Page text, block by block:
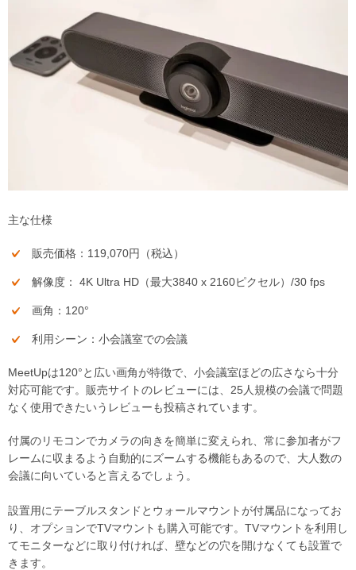
主な仕様
販売価格：119,070円（税込）
解像度： 4K Ultra HD（最大3840 x 2160ピクセル）/30 fps
画角：120°
利用シーン：小会議室での会議
MeetUpは120°と広い画角が特徴で、小会議室ほどの広さなら十分
対応可能です。販売サイトのレビューには、25人規模の会議で問題
なく使用できたいうレビューも投稿されています。
付属のリモコンでカメラの向きを簡単に変えられ、常に参加者がフ
レームに収まるよう自動的にズームする機能もあるので、大人数の
会議に向いていると言えるでしょう。
設置用にテーブルスタンドとウォールマウントが付属品になってお
り、オプションでTVマウントも購入可能です。TVマウントを利用し
てモニターなどに取り付ければ、壁などの穴を開けなくても設置で
きます。